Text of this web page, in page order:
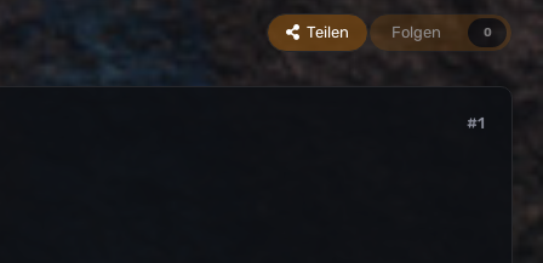
Teilen Folgen 0
#1